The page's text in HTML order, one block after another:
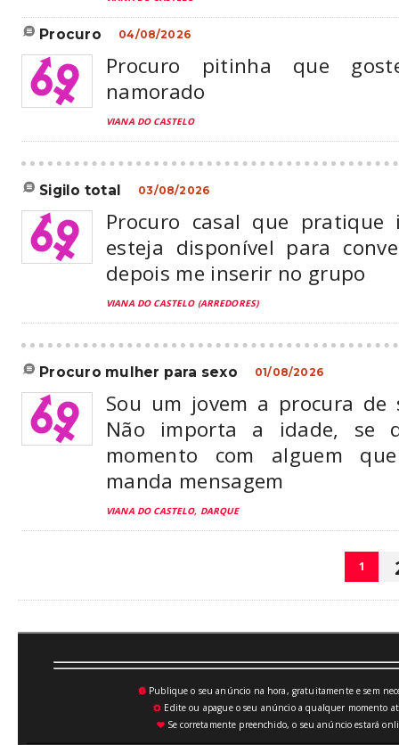
procuro 04/08/2026
Procuro pitinha que
namorado
VIANA DO CASTELO
sigilo total 03/08/2026
Procuro casal que
esteja disponível para
depois me inserir no grupo
VIANA DO CASTELO (ARREDORES)
procuro mulher para sexo 01/08/2026
Sou um jovem a procura de
Não importa a idade, se
momento com alguem
manda mensagem
VIANA DO CASTELO, DARQUE
1
💥Publique o seu anúncio na hora, gratuitamente e sem
⚙ Edite ou apague o seu anúncio a qualquer momento
♥Se corretamente preenchido, o seu anúncio estará